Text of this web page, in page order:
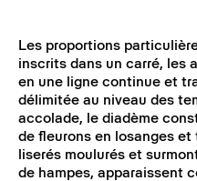
Les proportions
inscrits dans un carré, les
en une ligne continue et
délimitée au niveau des
accolade, le diadème
de fleurons en losanges
liserés moulurés et
de hampes, apparaissent